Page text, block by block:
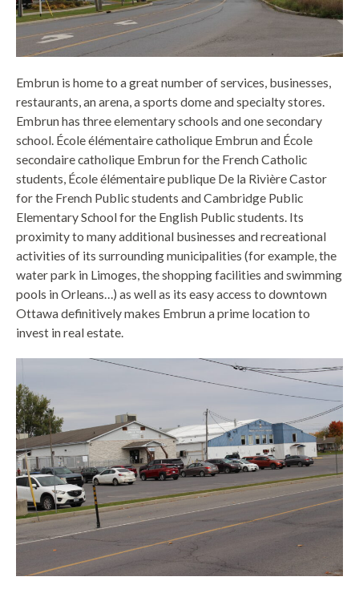
Embrun is home to a great number of services, businesses,
restaurants, an arena, a sports dome and specialty stores.
Embrun has three elementary schools and one secondary
school. École élémentaire catholique Embrun and École
secondaire catholique Embrun for the French Catholic
students, École élémentaire publique De la Rivière Castor
for the French Public students and Cambridge Public
Elementary School for the English Public students. Its
proximity to many additional businesses and recreational
activities of its surrounding municipalities (for example, the
water park in Limoges, the shopping facilities and swimming
pools in Orleans…) as well as its easy access to downtown
Ottawa definitively makes Embrun a prime location to
invest in real estate.